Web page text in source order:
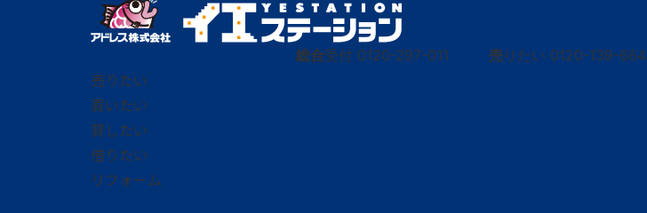
総合受付 0120-297-011 売りたい 0120-139-664
売りたい
買いたい
貸したい
借りたい
リフォーム